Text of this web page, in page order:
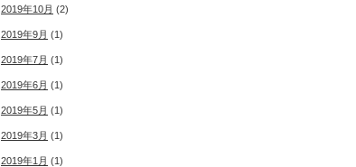
2019年10月 (2)
2019年9月 (1)
2019年7月 (1)
2019年6月 (1)
2019年5月 (1)
2019年3月 (1)
2019年1月 (1)